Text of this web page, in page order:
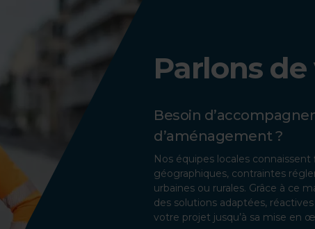
Parlons
Besoin
d’aménagement ?
Nos équipes locales
géographiques, contraintes
urbaines ou rurales. Grâce à ce
des solutions adaptées,
votre projet jusqu’à sa mise en